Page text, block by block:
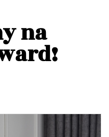
na